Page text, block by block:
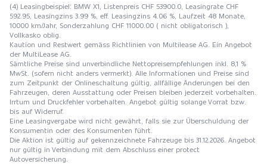
(4) Leasingbeispiel: BMW X1, Listenpreis CHF 53900.0, Leasingrate CHF
592.95, Leasingzins 3.99 %, eff. Leasingzins 4.06 %, Laufzeit 48 Monate,
10000 km/Jahr, Sonderzahlung CHF 11000.00 ( nicht obligatorisch ),
Vollkasko oblig.
Kaution und Restwert gemäss Richtlinien von Multilease AG. Ein Angebot
der MultiLease AG.
Sämtliche Preise sind unverbindliche Nettopreisempfehlungen inkl. 8,1 %
MwSt. (sofern nicht anders vermerkt). Alle Informationen und Preise sind
zum Zeitpunkt der Onlineschaltung gültig, allfällige Änderungen bei den
Fahrzeugen, deren Ausstattung oder Preisen bleiben jederzeit vorbehalten.
Irrtum und Druckfehler vorbehalten. Angebot gültig solange Vorrat bzw.
bis auf Widerruf.
Eine Leasingvergabe wird nicht gewährt, falls sie zur Überschuldung der
Konsumentin oder des Konsumenten führt.
Die Aktion ist gültig auf gekennzeichnete Fahrzeuge bis 31.12.2026. Angebot
nur gültig in Verbindung mit dem Abschluss einer protect
Autoversicherung.